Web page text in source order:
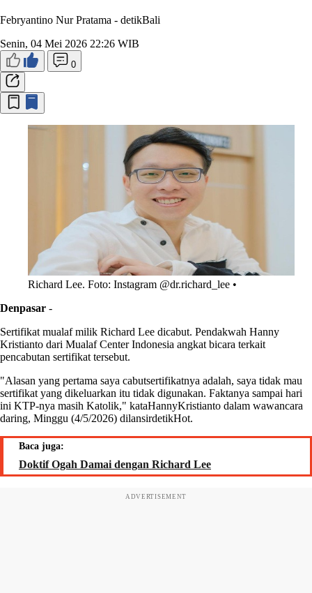
Febryantino Nur Pratama - detikBali
Senin, 04 Mei 2026 22:26 WIB
0
Richard Lee. Foto: Instagram @dr.richard_lee •
Denpasar -
Sertifikat mualaf milik Richard Lee dicabut. Pendakwah Hanny
Kristianto dari Mualaf Center Indonesia angkat bicara terkait
pencabutan sertifikat tersebut.
"Alasan yang pertama saya cabutsertifikatnya adalah, saya tidak mau
sertifikat yang dikeluarkan itu tidak digunakan. Faktanya sampai hari
ini KTP-nya masih Katolik," kataHannyKristianto dalam wawancara
daring, Minggu (4/5/2026) dilansirdetikHot.
Baca juga:
Doktif Ogah Damai dengan Richard Lee
ADVERTISEMENT